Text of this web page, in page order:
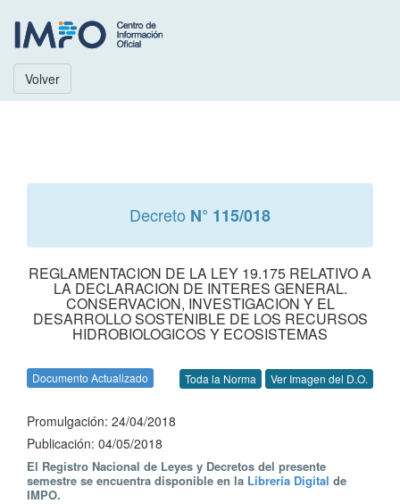
Volver
Decreto N° 115/018
REGLAMENTACION DE LA LEY 19.175 RELATIVO A
LA DECLARACION DE INTERES GENERAL.
CONSERVACION, INVESTIGACION Y EL
DESARROLLO SOSTENIBLE DE LOS RECURSOS
HIDROBIOLOGICOS Y ECOSISTEMAS
Documento Actualizado Toda la Norma Ver Imagen del D.O.
Promulgación: 24/04/2018
Publicación: 04/05/2018
El Registro Nacional de Leyes y Decretos del presente
semestre se encuentra disponible en la Librería Digital de
IMPO.